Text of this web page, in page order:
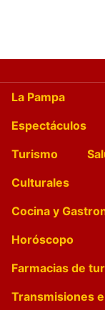
La Pampa
Espectáculos
Turismo
Culturales
Cocina y
Horóscopo
Farmacias de
Transmisiones